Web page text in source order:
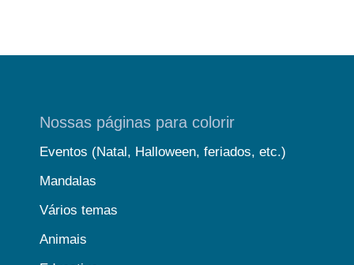
Nossas páginas para colorir
Eventos (Natal, Halloween, feriados, etc.)
Mandalas
Vários temas
Animais